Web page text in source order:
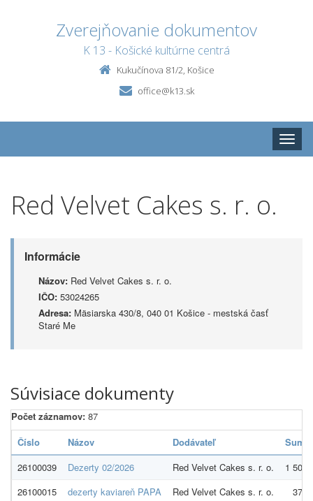
Zverejňovanie dokumentov
K 13 - Košické kultúrne centrá
Kukučínova 81/2, Košice
office@k13.sk
Toggle
Red Velvet Cakes s. r. o.
Informácie
Názov: Red Velvet Cakes s. r. o.
IČO: 53024265
Adresa: Mäsiarska 430/8, 040 01 Košice - mestská časť
Staré Me
Súvisiace dokumenty
Počet záznamov: 87
Číslo
Názov Dodávateľ
Suma
26100039
Dezerty 02/2026 Red Velvet Cakes s. r. o.
1
26100015
dezerty kaviareň PAPA Red Velvet Cakes s. r. o.